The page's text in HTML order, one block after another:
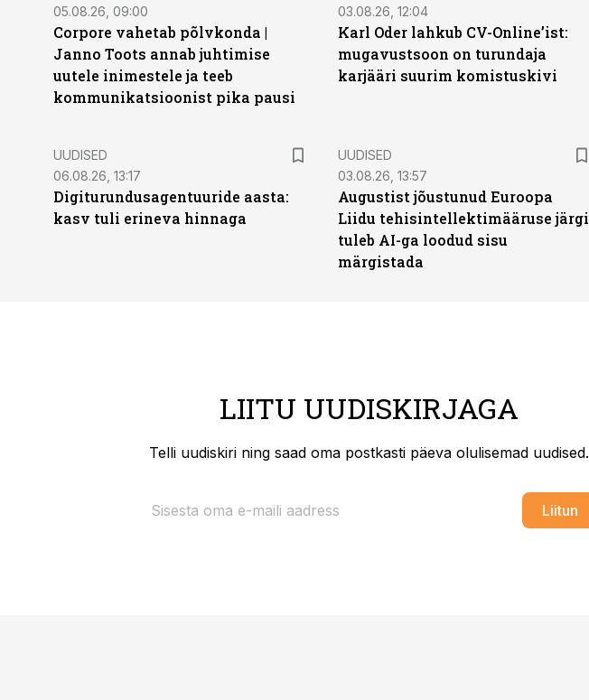
05.08.26, 09:00
Corpore vahetab põlvkonda |
Janno Toots annab juhtimise
uutele inimestele ja teeb
kommunikatsioonist pika pausi
03.08.26, 12:04
Karl Oder lahkub CV-Online’ist:
mugavustsoon on turundaja
karjääri suurim komistuskivi
UUDISED
06.08.26, 13:17
Digiturundusagentuuride aasta:
kasv tuli erineva hinnaga
UUDISED
03.08.26, 13:57
Augustist jõustunud Euroopa
Liidu tehisintellektimääruse järgi
tuleb AI-ga loodud sisu
märgistada
LIITU UUDISKIRJAGA
Telli uudiskiri ning saad oma postkasti päeva olulisemad uudised.
Liitun